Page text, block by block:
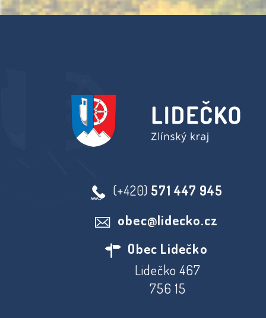
(+420) 571 447 945
obec@lidecko.cz
Obec Lidečko
Lidečko 467
756 15